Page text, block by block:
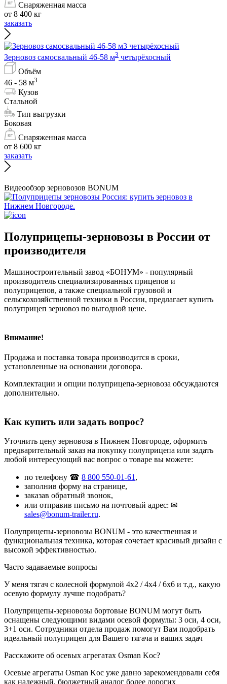
Снаряженная масса
от 8 400 кг
заказать
Зерновоз самосвальный 46-58 м3 четырёхосный
Объём
46 - 58 м3
Кузов
Стальной
Тип выгрузки
Боковая
Снаряженная масса
от 8 600 кг
заказать
Видеообзор зерновозов BONUM
Полуприцепы-зерновозы в России от
производителя
Машиностроительный завод «БОНУМ» - популярный
производитель специализированных прицепов и
полуприцепов, а также специальной грузовой и
сельскохозяйственной техники в России, предлагает купить
полуприцеп зерновоз по выгодной цене.
Внимание!
Продажа и поставка товара производится в сроки,
установленные на основании договора.
Комплектации и опции полуприцепа-зерновоза обсуждаются
дополнительно.
Как купить или задать вопрос?
Уточнить цену зерновоза в Нижнем Новгороде, оформить
предварительный заказ на покупку полуприцепа или задать
любой интересующий вас вопрос о товаре вы можете:
по телефону ☎ 8 800 550-01-61,
заполнив форму на странице,
заказав обратный звонок,
или отправив письмо на почтовый адрес: ✉
sales@bonum-trailer.ru.
Полуприцепы-зерновозы BONUM - это качественная и
функциональная техника, которая сочетает красивый дизайн с
высокой эффективностью.
Часто задаваемые вопросы
У меня тягач с колесной формулой 4х2 / 4х4 / 6х6 и т.д., какую
осевую формулу лучше подобрать?
Полуприцепы-зерновозы бортовые BONUM могут быть
оснащены следующими видами осевой формулы: 3 оси, 4 оси,
3+1 оси. Сотрудники отдела продаж помогут Вам подобрать
идеальный полуприцеп для Вашего тягача и ваших задач
Расскажите об осевых агрегатах Osman Koc?
Осевые агрегаты Osman Koc уже давно зарекомендовали себя
как надежный, бюджетный аналог более дорогих